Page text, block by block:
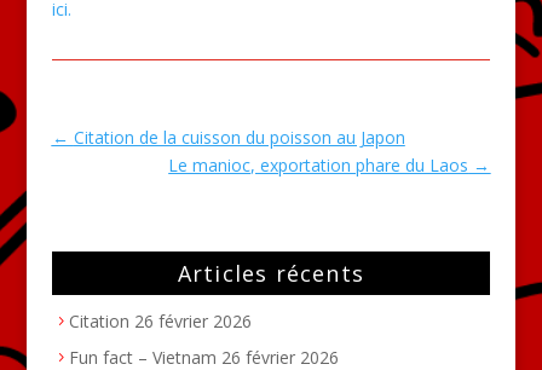
ici.
← Citation de la cuisson du poisson au Japon
Le manioc, exportation phare du Laos →
Articles récents
Citation 26 février 2026
Fun fact – Vietnam 26 février 2026